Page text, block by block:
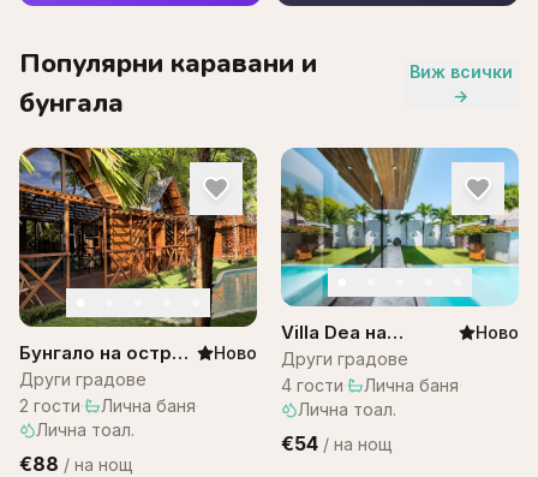
Популярни каравани и
бунгала
Виж всички
→
Бунгало на остров
Бали в комплекс
Bali Lagoon
Ново
Други градове
2 гости· Лична баня·
Лична тоал.
€88 / на нощ
Villa Dea на
Остров Бали
Ново
Други градове
4 гости· Лична баня·
Лична тоал.
€54 / на нощ